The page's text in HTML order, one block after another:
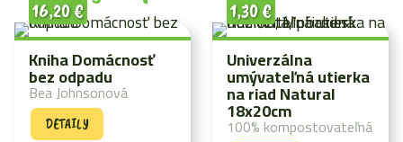
Kniha Domácnosť
bez odpadu
16,20€
Bea Johnsonová
DETAILY
Univerzálna
umývateľná utierka
na riad Natural
18x20cm
1,30€
100% kompostovateľná